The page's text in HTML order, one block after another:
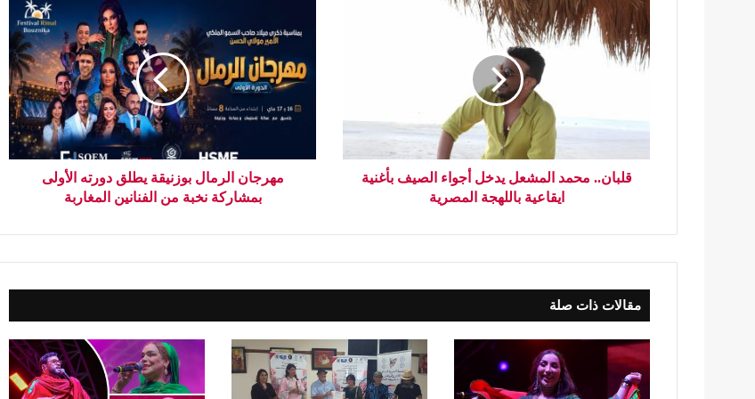
قلبان.. محمد المشعل يدخل أجواء الصيف بأغنية
ايقاعية باللهجة المصرية
مهرجان الرمال بوزنيقة يطلق دورته الأولى
بمشاركة نخبة من الفنانين المغاربة
مقالات ذات صلة